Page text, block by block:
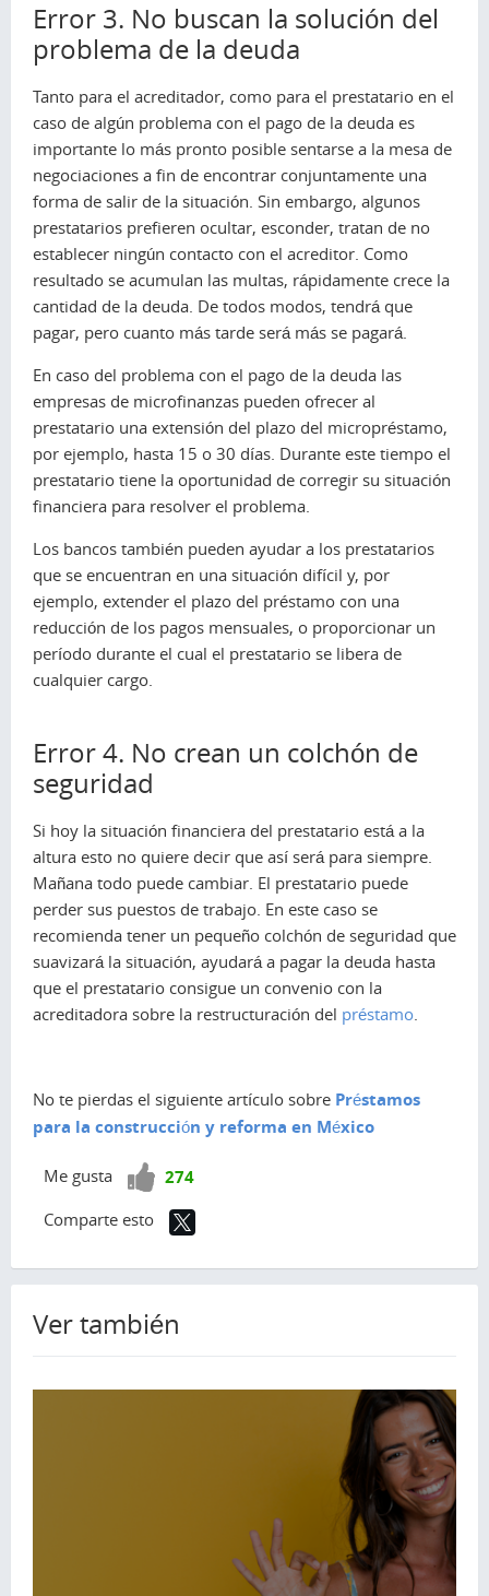
Error 3. No buscan la solución del
problema de la deuda
Tanto para el acreditador, como para el prestatario en el
caso de algún problema con el pago de la deuda es
importante lo más pronto posible sentarse a la mesa de
negociaciones a fin de encontrar conjuntamente una
forma de salir de la situación. Sin embargo, algunos
prestatarios prefieren ocultar, esconder, tratan de no
establecer ningún contacto con el acreditor. Como
resultado se acumulan las multas, rápidamente crece la
cantidad de la deuda. De todos modos, tendrá que
pagar, pero cuanto más tarde será más se pagará.
En caso del problema con el pago de la deuda las
empresas de microfinanzas pueden ofrecer al
prestatario una extensión del plazo del micropréstamo,
por ejemplo, hasta 15 o 30 días. Durante este tiempo el
prestatario tiene la oportunidad de corregir su situación
financiera para resolver el problema.
Los bancos también pueden ayudar a los prestatarios
que se encuentran en una situación difícil y, por
ejemplo, extender el plazo del préstamo con una
reducción de los pagos mensuales, o proporcionar un
período durante el cual el prestatario se libera de
cualquier cargo.
Error 4. No crean un colchón de
seguridad
Si hoy la situación financiera del prestatario está a la
altura esto no quiere decir que así será para siempre.
Mañana todo puede cambiar. El prestatario puede
perder sus puestos de trabajo. En este caso se
recomienda tener un pequeño colchón de seguridad que
suavizará la situación, ayudará a pagar la deuda hasta
que el prestatario consigue un convenio con la
acreditadora sobre la restructuración del préstamo
No te pierdas el siguiente artículo sobre Préstamos
para la construcción y reforma en México
Me gusta
¡Vota274
Comparte esto
Ver también